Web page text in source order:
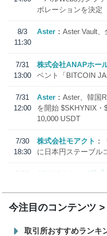
ボレーションを決定
8/3
11:30
Aster Aster Vault
7/31
13:00
株式会社ANAPホー
ベント「BITCOIN
7/31
12:00
Aster
Aster、韓国
を開始 $SKHYNIX
10,000 USDT
7/30
18:30
株式会社モアクト
に日本円ステーブル
7/29
SBI VCトレード株式
今注目のコンテンツ
取引所おすすめランキ